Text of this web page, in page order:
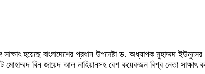
সাক্ষাৎ হয়েছে বাংলাদেশের প্রধান উপদেষ্টা ড. অধ্যাপক মুহাম্মদ
বিন জায়েদ আল নাহিয়ানসহ বেশ কয়েকজন বিশ্ব নেতা সাক্ষাৎ